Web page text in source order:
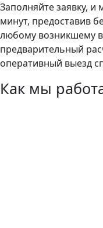
Заполняйте заявку,
минут, предоставив
любому возникшему
предварительный
оперативный выезд
Как мы